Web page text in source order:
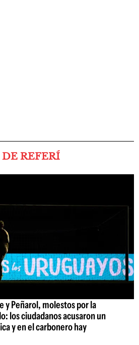
REFERÍ
y Peñarol, molestos por la
los ciudadanos acusaron un
y en el carbonero hay